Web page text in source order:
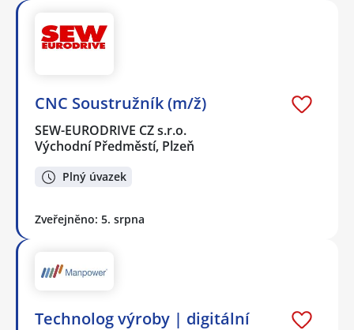
CNC Soustružník (m/ž)
SEW-EURODRIVE CZ s.r.o.
Východní Předměstí, Plzeň
Plný úvazek
Zveřejněno: 5. srpna
Technolog výroby | digitální